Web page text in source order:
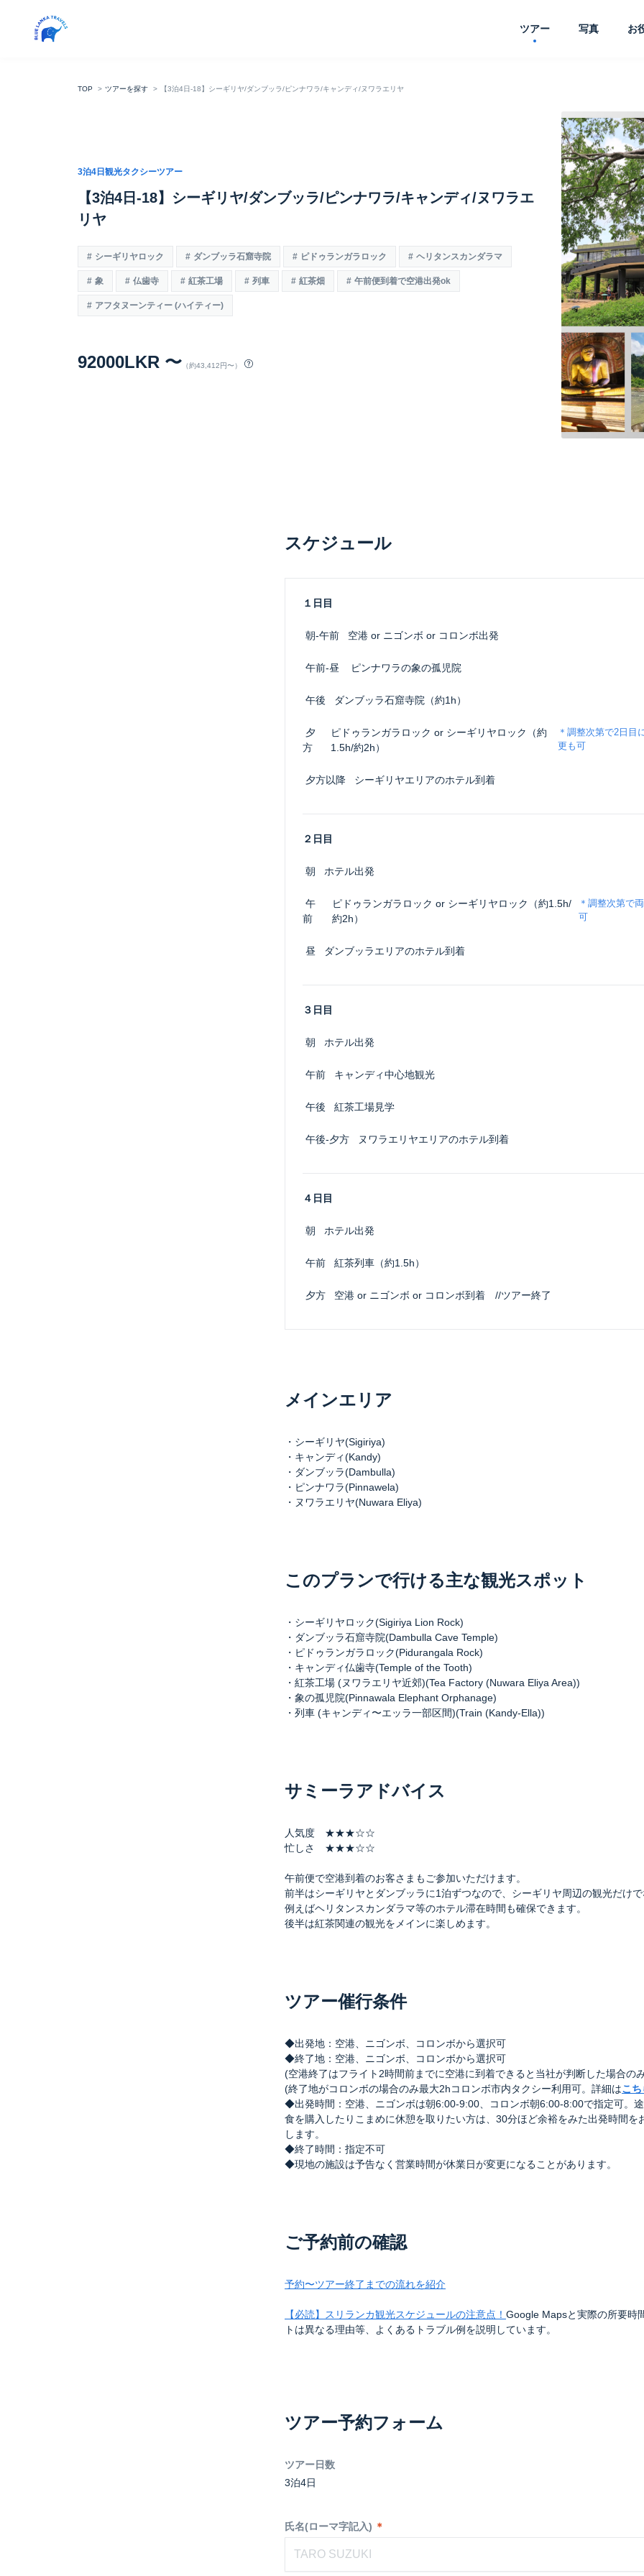
ツアー 写真 お
TOP ツアーを探す 【3泊4日-18】シーギリヤ/ダンブッラ/ピンナワラ/キャンディ/ヌワラエリヤ
3泊4日観光タクシーツアー
【3泊4日-18】シーギリヤ/ダンブッラ/ピンナワラ/キャンディ/ヌワラエ
リヤ
シーギリヤロック ダンブッラ石窟寺院 ピドゥランガラロック ヘリタンスカンダラマ
象 仏歯寺 紅茶工場 列車 紅茶畑 午前便到着で空港出発ok
アフタヌーンティー (ハイティー)
92000LKR 〜 （約43,412円〜）
スケジュール
１日目
朝-午前 空港 or ニゴンボ or コロンボ出発
午前-昼 ピンナワラの象の孤児院
午後 ダンブッラ石窟寺院（約1h）
方
ピドゥランガラロック or シーギリヤロック（約
1.5h/約2h）
＊調整次第で2日目
更も可
夕方以降 シーギリヤエリアのホテル到着
２日目
朝 ホテル出発
前
ピドゥランガラロック or シーギリヤロック（約1.5h/
約2h）
＊調整次第で
可
昼 ダンブッラエリアのホテル到着
３日目
朝 ホテル出発
午前 キャンディ中心地観光
午後 紅茶工場見学
午後-夕方 ヌワラエリヤエリアのホテル到着
４日目
朝 ホテル出発
午前 紅茶列車（約1.5h）
夕方 空港 or ニゴンボ or コロンボ到着 //ツアー終了
メインエリア
・シーギリヤ(Sigiriya)
・キャンディ(Kandy)
・ダンブッラ(Dambulla)
・ピンナワラ(Pinnawela)
・ヌワラエリヤ(Nuwara Eliya)
このプランで行ける主な観光スポット
・シーギリヤロック(Sigiriya Lion Rock)
・ダンブッラ石窟寺院(Dambulla Cave Temple)
・ピドゥランガラロック(Pidurangala Rock)
・キャンディ仏歯寺(Temple of the Tooth)
・紅茶工場 (ヌワラエリヤ近郊)(Tea Factory (Nuwara Eliya Area))
・象の孤児院(Pinnawala Elephant Orphanage)
・列車 (キャンディ〜エッラ一部区間)(Train (Kandy-Ella))
サミーラアドバイス
人気度 ★★★☆☆
忙しさ ★★★☆☆
午前便で空港到着のお客さまもご参加いただけます。
前半はシーギリヤとダンブッラに1泊ずつなので、シーギリヤ周辺の観光だけ
例えばヘリタンスカンダラマ等のホテル滞在時間も確保できます。
後半は紅茶関連の観光をメインに楽しめます。
ツアー催行条件
◆出発地：空港、ニゴンボ、コロンボから選択可
◆終了地：空港、ニゴンボ、コロンボから選択可
(空港終了はフライト2時間前までに空港に到着できると当社が判断した場合の
(終了地がコロンボの場合のみ最大2hコロンボ市内タクシー利用可。詳細はこち
◆出発時間：空港、ニゴンボは朝6:00-9:00、コロンボ朝6:00-8:00で指定可。
食を購入したりこまめに休憩を取りたい方は、30分ほど余裕をみた出発時間を
します。
◆終了時間：指定不可
◆現地の施設は予告なく営業時間が休業日が変更になることがあります。
ご予約前の確認
予約〜ツアー終了までの流れを紹介
【必読】スリランカ観光スケジュールの注意点！ Google Mapsと実際の所要時
トは異なる理由等、よくあるトラブル例を説明しています。
ツアー予約フォーム
ツアー日数
3泊4日
氏名(ローマ字記入) ＊